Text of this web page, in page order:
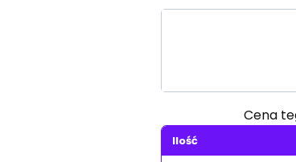
Poszczególne
Cena
Ilość